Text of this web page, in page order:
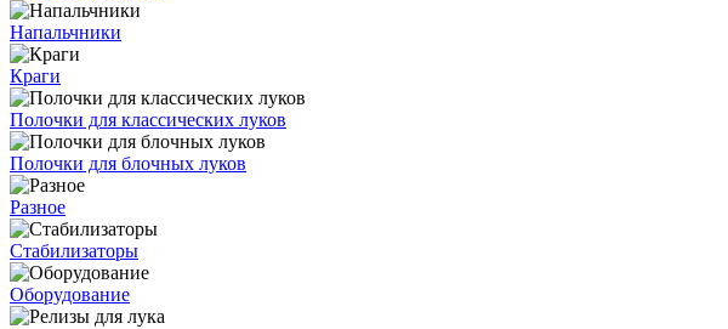
Напальчники
Краги
Полочки для классических луков
Полочки для блочных луков
Разное
Стабилизаторы
Оборудование